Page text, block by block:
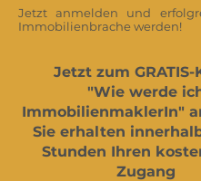
Jetzt anmelden und
Immobilienbrache werden!
Jetzt zum GRATIS-
"Wie werde
ImmobilienmaklerIn"
Sie erhalten
Stunden Ihren
Zugang